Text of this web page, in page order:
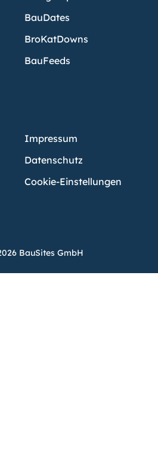
BauDates
BroKatDowns
BauFeeds
Impressum
Datenschutz
Cookie-Einstellungen
BauSites GmbH